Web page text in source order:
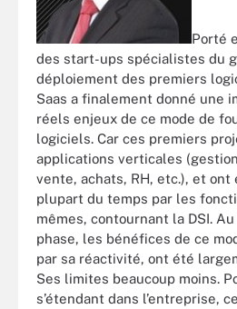
Porté
des start-ups spécialistes du
déploiement des premiers
Saas a finalement donné une
réels enjeux de ce mode de
logiciels. Car ces premiers
applications verticales
vente, achats, RH, etc.), et
plupart du temps par les
mêmes, contournant la DSI.
phase, les bénéfices de ce
par sa réactivité, ont été
Ses limites beaucoup moins.
s’étendant dans l’entreprise,